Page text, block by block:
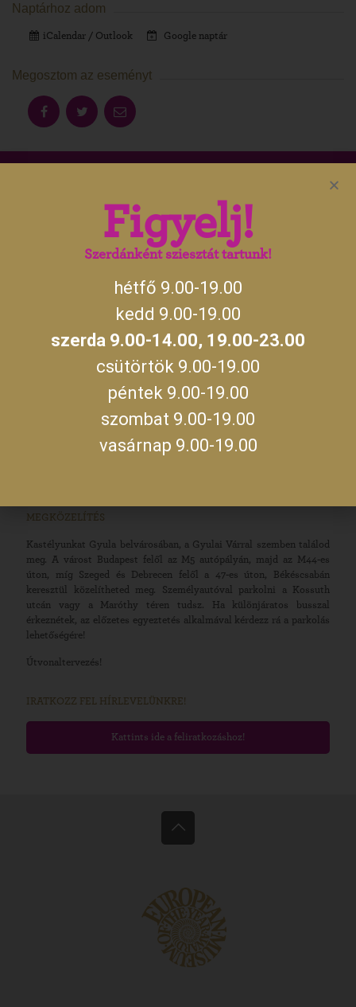
Naptárhoz adom
iCalendar / Outlook Google naptár
Megosztom az eseményt
agyulakult.hu
hétfő, kedd, csütörtök, péntek, szombat,
09:00 –
MEGKÖZELÍTÉS
Kastélyunkat Gyula belvárosában, a Gyulai Várral szemben találod
meg. A várost Budapest felől az M5 autópályán, majd az M44-es
úton, míg Szeged és Debrecen felől a 47-es úton, Békéscsabán
keresztül közelítheted meg. Személyautóval parkolni a Kossuth
utcán vagy a Maróthy téren tudsz. Ha különjáratos busszal
érkeznétek, az előzetes egyeztetés alkalmával kérdezz rá a parkolás
lehetőségére!
Útvonaltervezés!
IRATKOZZ FEL HÍRLEVELÜNKRE!
Kattints ide a feliratkozáshoz!
Figyelj!
Szerdánként sziesztát tartunk!
hétfő 9.00-19.00
kedd 9.00-19.00
szerda 9.00-14.00, 19.00-23.00
csütörtök 9.00-19.00
péntek 9.00-19.00
szombat 9.00-19.00
vasárnap 9.00-19.00